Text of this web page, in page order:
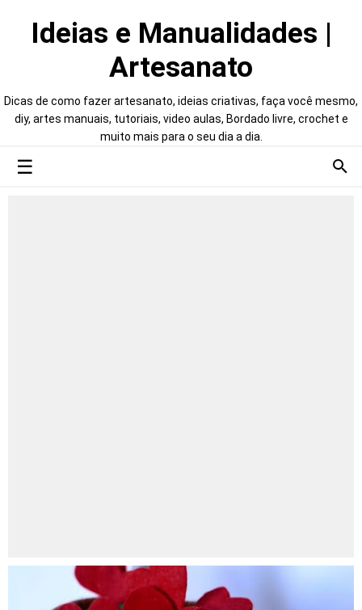
Ideias e Manualidades |
Artesanato
Dicas de como fazer artesanato, ideias criativas, faça você mesmo,
diy, artes manuais, tutoriais, video aulas, Bordado livre, crochet e
muito mais para o seu dia a dia.